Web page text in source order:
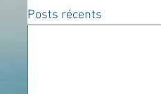
Posts récents